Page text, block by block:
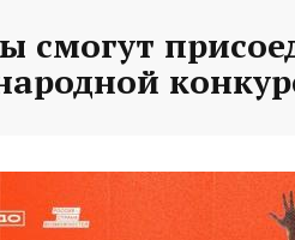
смогут